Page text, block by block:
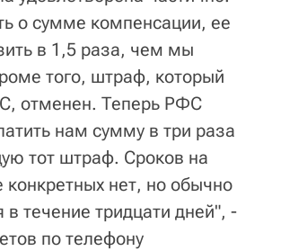
о сумме компенсации, ее
в 1,5 раза, чем мы
того, штраф, который
отменен. Теперь РФС
нам сумму в три раза
тот штраф. Сроков на
нет, но обычно
в течение тридцати дней", -
по телефону